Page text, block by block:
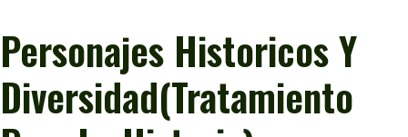
Personajes Historicos Y
Diversidad(tratamiento